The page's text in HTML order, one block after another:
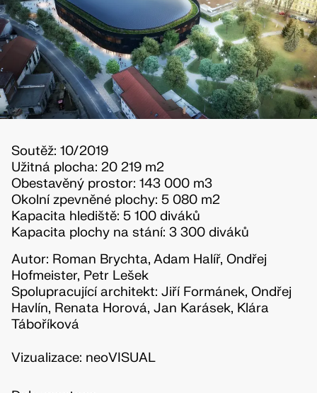
Soutěž: 10/2019
Užitná plocha: 20 219 m2
Obestavěný prostor: 143 000 m3
Okolní zpevněné plochy: 5 080 m2
Kapacita hlediště: 5 100 diváků
Kapacita plochy na stání: 3 300 diváků
Autor: Roman Brychta, Adam Halíř, Ondřej
Hofmeister, Petr Lešek
Spolupracující architekt: Jiří Formánek, Ondřej
Havlín, Renata Horová, Jan Karásek, Klára
Táboříková
Vizualizace: neoVISUAL